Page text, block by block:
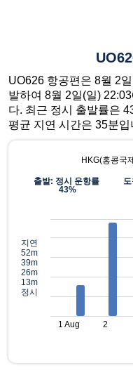
UO626 항공편은 8월 2
발하여 8월 2일(일)
다. 최근 정시 출발률은
평균 지연 시간은 35분입
HKG(홍콩국
출발: 정시 운항률
43%
지연
52m
39m
26m
13m
정시
1 Aug 2